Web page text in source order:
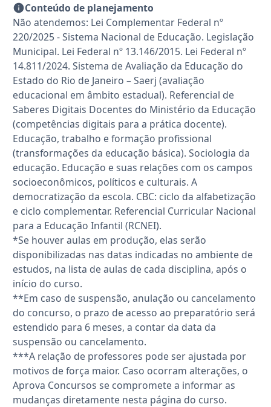
Conteúdo de planejamento
Não atendemos: Lei Complementar Federal nº
220/2025 - Sistema Nacional de Educação. Legislação
Municipal. Lei Federal nº 13.146/2015. Lei Federal nº
14.811/2024. Sistema de Avaliação da Educação do
Estado do Rio de Janeiro – Saerj (avaliação
educacional em âmbito estadual). Referencial de
Saberes Digitais Docentes do Ministério da Educação
(competências digitais para a prática docente).
Educação, trabalho e formação profissional
(transformações da educação básica). Sociologia da
educação. Educação e suas relações com os campos
socioeconômicos, políticos e culturais. A
democratização da escola. CBC: ciclo da alfabetização
e ciclo complementar. Referencial Curricular Nacional
para a Educação Infantil (RCNEI).
*Se houver aulas em produção, elas serão
disponibilizadas nas datas indicadas no ambiente de
estudos, na lista de aulas de cada disciplina, após o
início do curso.
**Em caso de suspensão, anulação ou cancelamento
do concurso, o prazo de acesso ao preparatório será
estendido para 6 meses, a contar da data da
suspensão ou cancelamento.
***A relação de professores pode ser ajustada por
motivos de força maior. Caso ocorram alterações, o
Aprova Concursos se compromete a informar as
mudanças diretamente nesta página do curso.